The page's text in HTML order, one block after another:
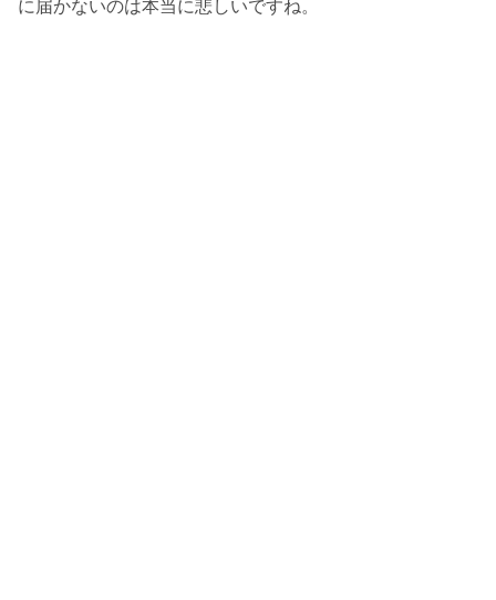
に届かないのは本当に悲しいですね。